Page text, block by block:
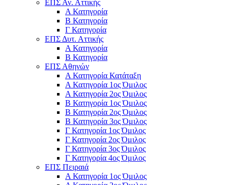
ΕΠΣ Αν. Αττικής
Α Κατηγορία
Β Κατηγορία
Γ Κατηγορία
ΕΠΣ Δυτ. Αττικής
Α Κατηγορία
Β Κατηγορία
ΕΠΣ Αθηνών
Α Κατηγορία Κατάταξη
Α Κατηγορία 1ος Όμιλος
Α Κατηγορία 2ος Όμιλος
Β Κατηγορία 1ος Όμιλος
Β Κατηγορία 2ος Όμιλος
Β Κατηγορία 3ος Όμιλος
Γ Κατηγορία 1ος Όμιλος
Γ Κατηγορία 2ος Όμιλος
Γ Κατηγορία 3ος Όμιλος
Γ Κατηγορία 4ος Όμιλος
ΕΠΣ Πειραιά
Α Κατηγορία 1ος Όμιλος